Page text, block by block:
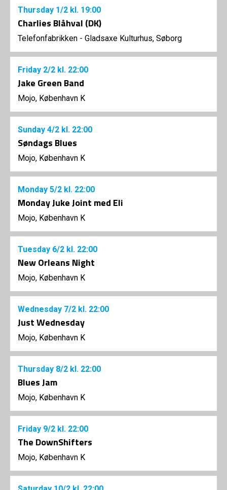
Thursday 1/2 kl. 19:00
Charlies Blåhval (DK)
Telefonfabrikken - Gladsaxe Kulturhus, Søborg
Friday 2/2 kl. 22:00
Jake Green Band
Mojo, København K
Sunday 4/2 kl. 22:00
Søndags Blues
Mojo, København K
Monday 5/2 kl. 22:00
Monday Juke Joint med Eli
Mojo, København K
Tuesday 6/2 kl. 22:00
New Orleans Night
Mojo, København K
Wednesday 7/2 kl. 22:00
Just Wednesday
Mojo, København K
Thursday 8/2 kl. 22:00
Blues Jam
Mojo, København K
Friday 9/2 kl. 22:00
The DownShifters
Mojo, København K